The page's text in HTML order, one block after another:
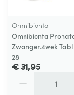
Omnibionta
Omnibionta
Zwanger.4wek Tabl
28
€ 31,95